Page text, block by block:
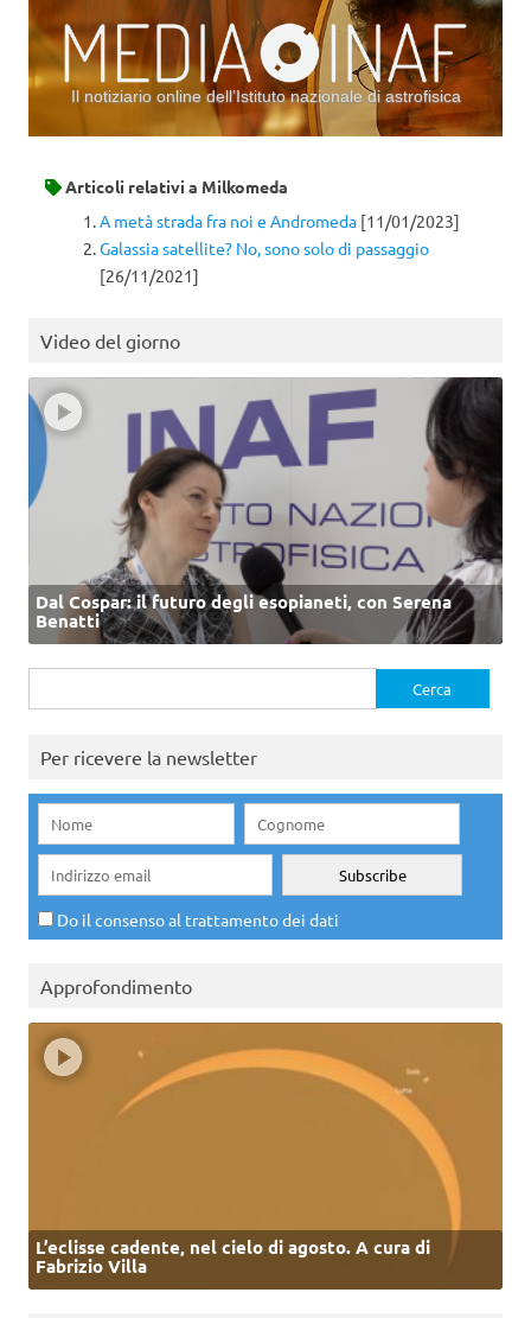
Il notiziario online dell’Istituto nazionale di astrofisica
Articoli relativi a Milkomeda
A metà strada fra noi e Andromeda [11/01/2023]
Galassia satellite? No, sono solo di passaggio
[26/11/2021]
Video del giorno
Dal Cospar: il futuro degli esopianeti, con Serena
Benatti
per:
Per ricevere la newsletter
Do il consenso al trattamento dei dati
Approfondimento
L’eclisse cadente, nel cielo di agosto. A cura di
Fabrizio Villa